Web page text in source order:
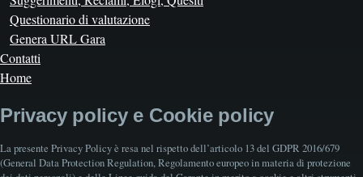
Questionario di valutazione
Genera URL Gara
Contatti
Home
Privacy policy e Cookie policy
La presente Privacy Policy è resa nel rispetto dell’articolo 13 del GDPR 2016/679
(General Data Protection Regulation, Regolamento europeo in materia di protezione